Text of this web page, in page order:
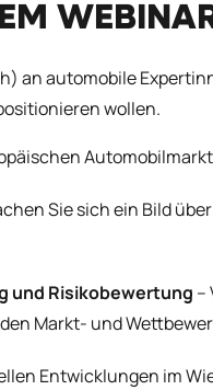
an automobile
wollen.
Sie sich ein Bild
und Risikobewertung –
Markt- und
Entwicklungen im